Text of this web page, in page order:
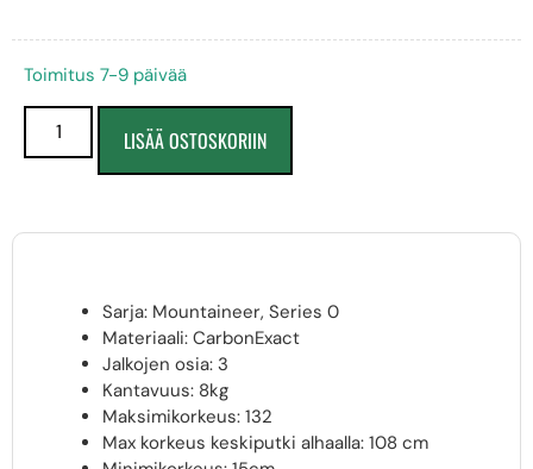
Toimitus 7-9 päivää
LISÄÄ OSTOSKORIIN
Sarja: Mountaineer, Series 0
Materiaali: CarbonExact
Jalkojen osia: 3
Kantavuus: 8kg
Maksimikorkeus: 132
Max korkeus keskiputki alhaalla: 108 cm